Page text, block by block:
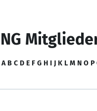
A B C D E F G H I J K L M N O P